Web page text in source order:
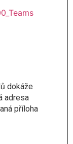
dokáže
adresa
příloha